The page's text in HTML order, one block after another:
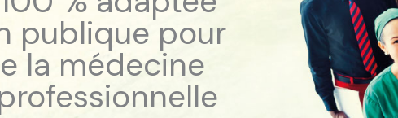
publique pour
la médecine